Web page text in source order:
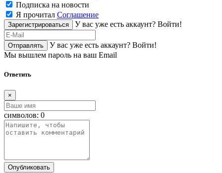
Подписка на новости
Я прочитал Соглашение
Зарегистрироваться У вас уже есть аккаунт? Войти!
Отправлять У вас уже есть аккаунт? Войти!
Мы вышлем пароль на ваш Email
Ответить
×
символов: 0
Опубликовать